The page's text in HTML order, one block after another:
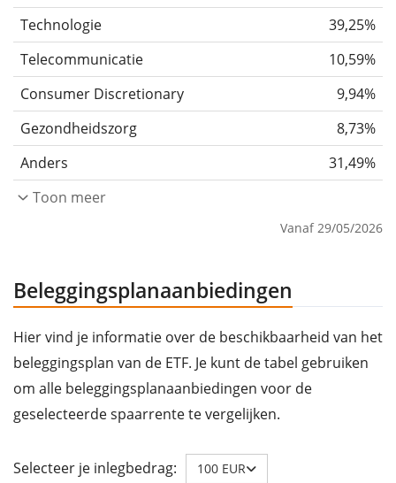
Technologie
39,25%
Telecommunicatie
10,59%
Consumer Discretionary
9,94%
Gezondheidszorg
8,73%
Anders
31,49%
Toon meer
Vanaf 29/05/2026
Beleggingsplanaanbiedingen
Hier vind je informatie over de beschikbaarheid van het
beleggingsplan van de ETF. Je kunt de tabel gebruiken
om alle beleggingsplanaanbiedingen voor de
geselecteerde spaarrente te vergelijken.
Selecteer je inlegbedrag: 100 EUR